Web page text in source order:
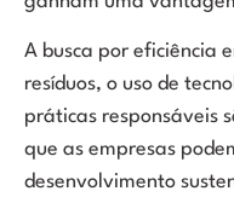
A busca por eficiência
resíduos, o uso de
práticas responsáveis
que as empresas
desenvolvimento